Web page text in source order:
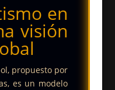
en
visión
propuesto por
es un modelo